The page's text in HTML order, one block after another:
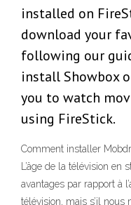
installed on
download your
following our
install Showbox
you to watch
using FireStick.
Comment installer
L’âge de la télévision
avantages par rapport à
télévision, mais s’il nous